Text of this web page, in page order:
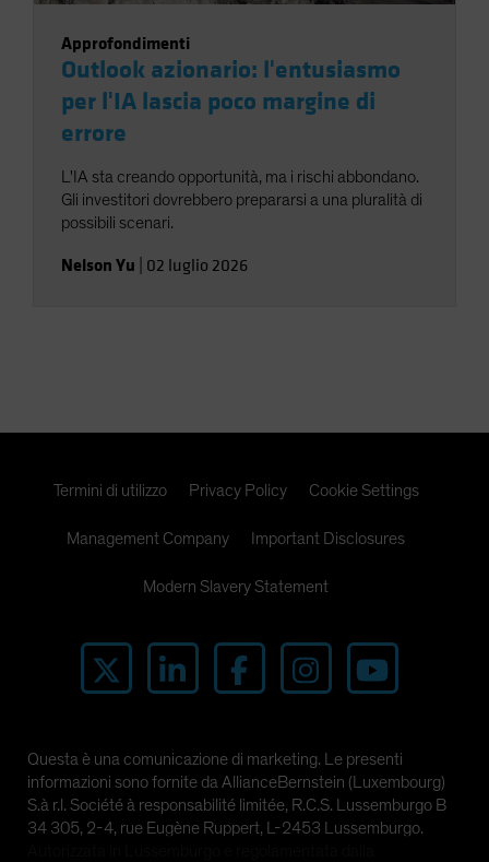
Approfondimenti
Outlook azionario: l'entusiasmo
per l'IA lascia poco margine di
errore
L'IA sta creando opportunità, ma i rischi abbondano.
Gli investitori dovrebbero prepararsi a una pluralità di
possibili scenari.
Nelson Yu 02 luglio 2026
Termini di utilizzo Privacy Policy Cookie Settings
Management Company Important Disclosures
Modern Slavery Statement
Questa è una comunicazione di marketing. Le presenti
informazioni sono fornite da AllianceBernstein (Luxembourg)
S.à r.l. Société à responsabilité limitée, R.C.S. Lussemburgo B
34 305, 2-4, rue Eugène Ruppert, L-2453 Lussemburgo.